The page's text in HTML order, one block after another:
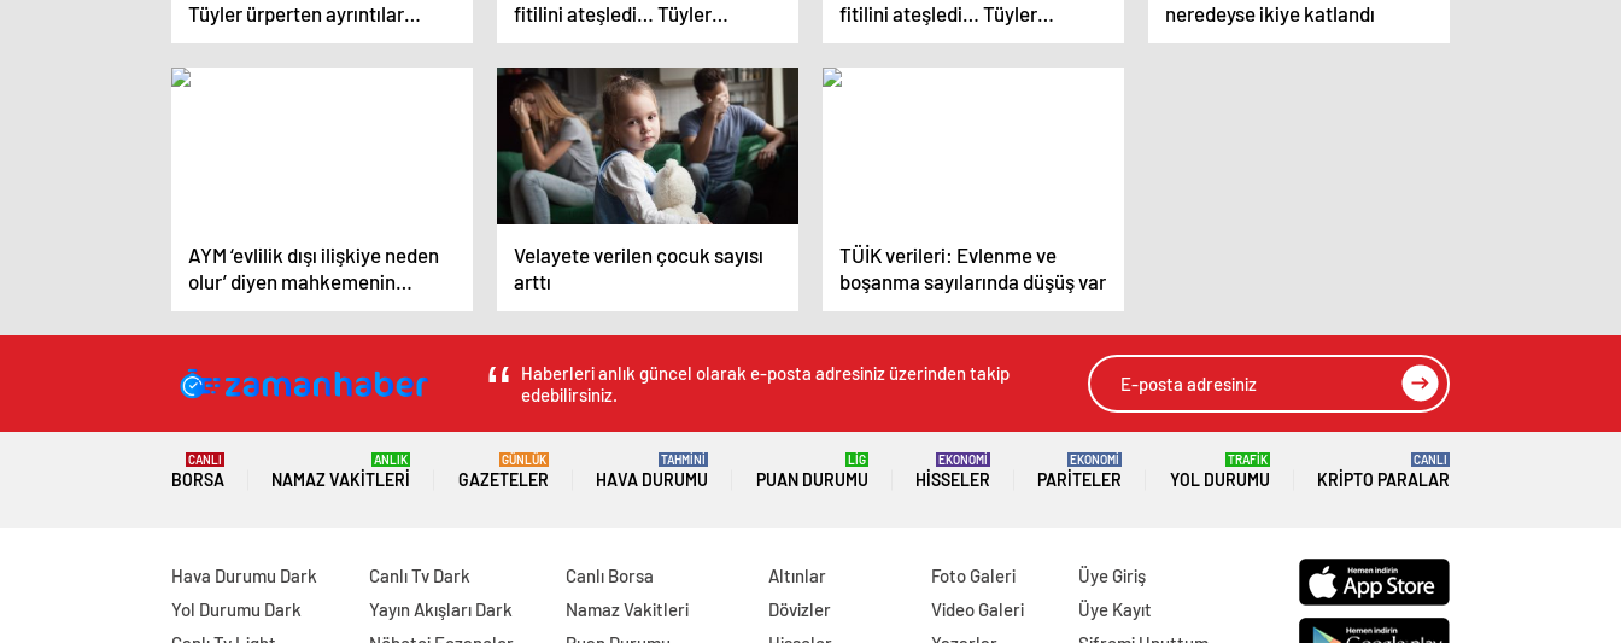
Tüyler ürperten ayrıntılar
iddianamede ortaya çıktı
fitilini ateşledi… Tüyler
ürperten ayrıntılar
iddianamede ortaya çıktı
fitilini ateşledi… Tüyler
ürperten ayrıntıları
iddianamede ortaya çıktı
neredeyse ikiye katlandı
AYM ‘evlilik dışı ilişkiye neden
olur’ diyen mahkemenin
talebini kabul etti
Velayete verilen çocuk sayısı
arttı
TÜİK verileri: Evlenme ve
boşanma sayılarında düşüş var
Haberleri anlık güncel olarak e-posta adresiniz üzerinden takip
edebilirsiniz.
BORSA
CANLI
NAMAZ VAKITLERI
ANLIK
GAZETELER
GÜNLÜK
HAVA DURUMU
TAHMİNİ
PUAN DURUMU
LİG
HISSELER
EKONOMİ
PARITELER
EKONOMİ
YOL DURUMU
TRAFİK
KRIPTO PARALAR
CANLI
Hava Durumu Dark
Yol Durumu Dark
Canlı Tv Dark
Yayın Akışları Dark
Canlı Borsa
Namaz Vakitleri
Altınlar
Dövizler
Foto Galeri
Video Galeri
Üye Giriş
Üye Kayıt